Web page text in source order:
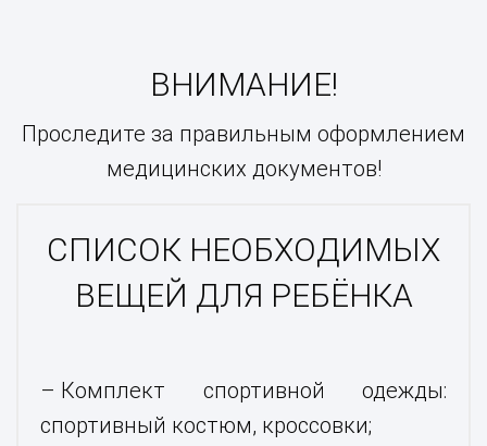
ВНИМАНИЕ!
Проследите за правильным оформлением
медицинских документов!
СПИСОК НЕОБХОДИМЫХ
ВЕЩЕЙ ДЛЯ РЕБЁНКА
Комплект спортивной одежды:
спортивный костюм, кроссовки;